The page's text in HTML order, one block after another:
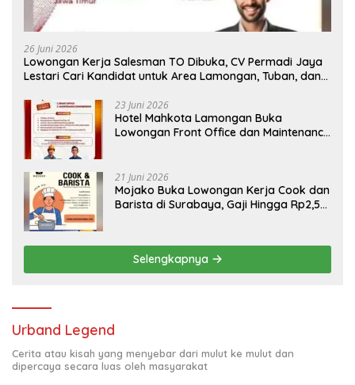
26 Juni 2026
Lowongan Kerja Salesman TO Dibuka, CV Permadi Jaya
Lestari Cari Kandidat untuk Area Lamongan, Tuban, dan
23 Juni 2026
Hotel Mahkota Lamongan Buka
Lowongan Front Office dan Maintenance
21 Juni 2026
Mojako Buka Lowongan Kerja Cook dan
Barista di Surabaya, Gaji Hingga Rp2,5
Selengkapnya
Urband Legend
Cerita atau kisah yang menyebar dari mulut ke mulut dan
dipercaya secara luas oleh masyarakat